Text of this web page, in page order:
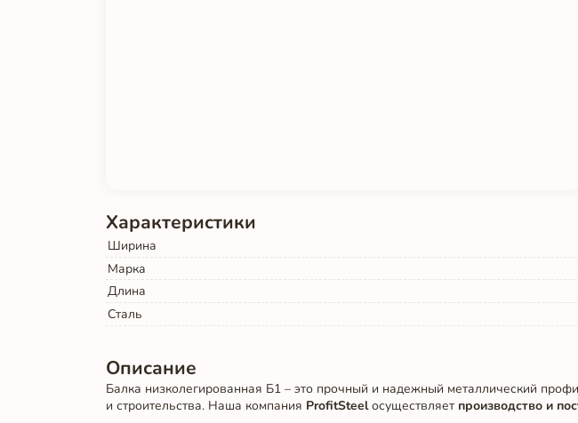
Характеристики
Ширина
Марка
Длина
Сталь
Описание
Балка низколегированная Б1 – это прочный и надежный металлический
и строительства. Наша компания ProfitSteelосуществляет производство и